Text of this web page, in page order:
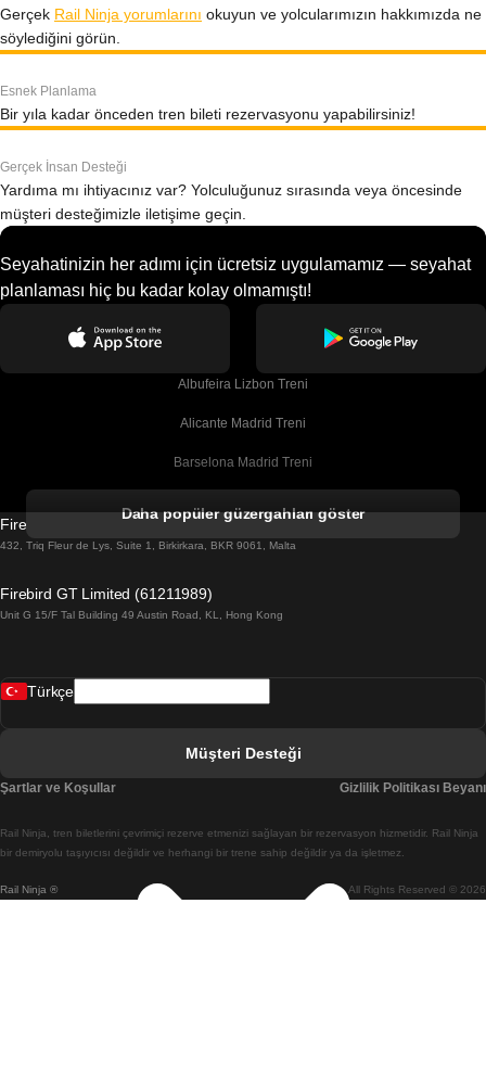
Gerçek Rail Ninja yorumlarını okuyun ve yolcularımızın hakkımızda ne
söylediğini görün.
Esnek Planlama
Bir yıla kadar önceden tren bileti rezervasyonu yapabilirsiniz!
Gerçek İnsan Desteği
Yardıma mı ihtiyacınız var? Yolculuğunuz sırasında veya öncesinde
müşteri desteğimizle iletişime geçin.
Seyahatinizin her adımı için ücretsiz uygulamamız — seyahat
planlaması hiç bu kadar kolay olmamıştı!
Albufeira Lizbon Treni
Alicante Madrid Treni
Barselona Madrid Treni
Barselona Sevilla Treni
Belfast Dublin Treni
Budapeşte Viyana Treni
Busan Cheonan(Asan) Treni
Daha popüler güzergahları göster
Firebird GT Limited (OC 1451)
432, Triq Fleur de Lys, Suite 1, Birkirkara, BKR 9061, Malta
Firebird GT Limited (61211989)
Unit G 15/F Tal Building 49 Austin Road, KL, Hong Kong
Rail Ninja ® All Rights Reserved © 2026
Rail Ninja, tren biletlerini çevrimiçi rezerve etmenizi sağlayan bir rezervasyon hizmetidir. Rail Ninja
bir demiryolu taşıyıcısı değildir ve herhangi bir trene sahip değildir ya da işletmez.
Türkçe
Müşteri Desteği
Şartlar ve Koşullar Gizlilik Politikası Beyanı